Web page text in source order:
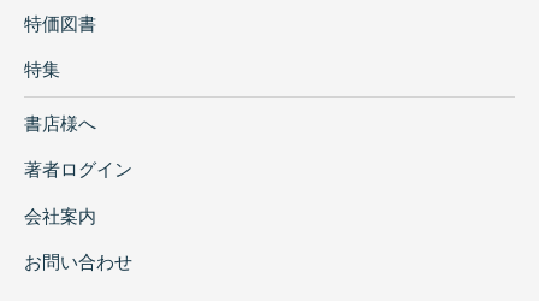
特価図書
特集
書店様へ
著者ログイン
会社案内
お問い合わせ